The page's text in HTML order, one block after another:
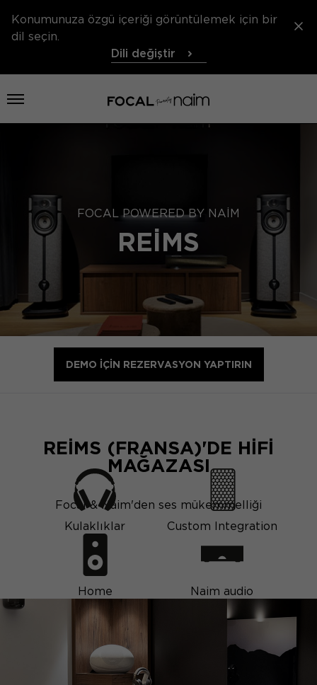
Konumunuza özgü içeriği görüntülemek için bir
dil seçin.
Dili değiştir
Menü aç
FOCAL POWERED BY NAIM
REIMS
DEMO IÇIN REZERVASYON YAPTIRIN
REIMS (FRANSA)'DE HIFI
MAĞAZASI
Focal & Naim'den ses mükemmelliği
Kulaklıklar
Custom Integration
Home Naim audio